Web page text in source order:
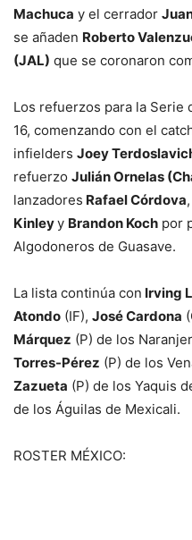
Machuca y el cerrador
se añaden Roberto
(JAL) que se coronaron
Los refuerzos para la Serie
16, comenzando con el
infielders Joey
refuerzo Julián Ornelas
lanzadores Rafael Córdova,
Kinleyy Brandon Koch por
Algodoneros de Guasave.
La lista continúa con Irving
Atondo (IF), José Cardona
Márquez (P) de los
Torres-Pérez (P) de los
Zazueta (P) de los Yaquis
de los Águilas de Mexicali.
ROSTER MÉXICO: